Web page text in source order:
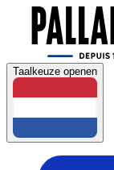
Taalkeuze openen